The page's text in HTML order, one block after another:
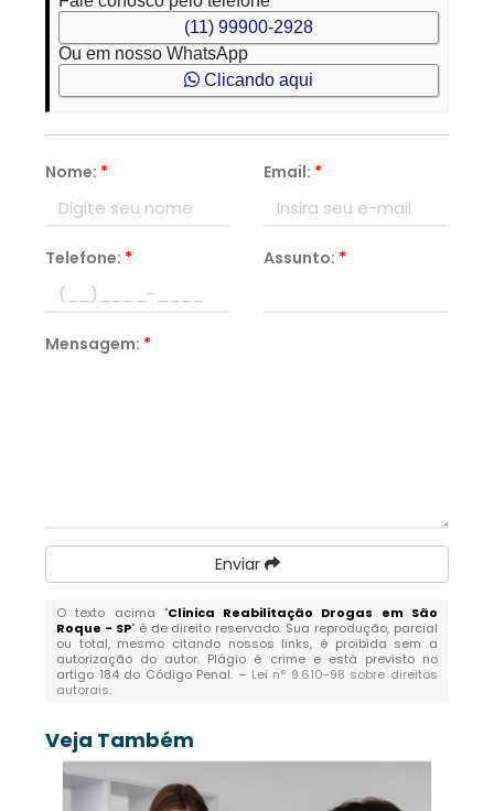
(11) 99900-2928
Ou em nosso WhatsApp
Clicando aqui
Nome: * Email: *
Telefone: * Assunto: *
Mensagem: *
Enviar
O texto acima "Clinica Reabilitação Drogas em São
Roque - SP" é de direito reservado. Sua reprodução, parcial
ou total, mesmo citando nossos links, é proibida sem a
autorização do autor. Plágio é crime e está previsto no
artigo 184 do Código Penal. – Lei n° 9.610-98 sobre direitos
autorais.
Veja Também